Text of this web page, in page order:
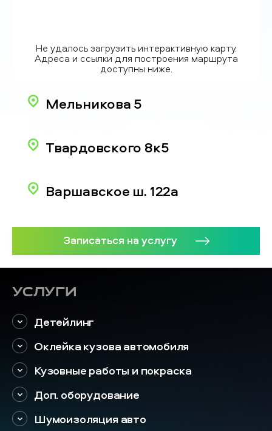
Не удалось загрузить интерактивную карту.
Адреса и ссылки для построения маршрута
доступны ниже.
Мельникова 5
Твардовского 8к5
Варшавское ш. 122а
Записаться на услугу
Услуги
Детейлинг
Оклейка кузова автомобиля
Кузовные работы и покраска
Доп. оборудование
Шумоизоляция авто